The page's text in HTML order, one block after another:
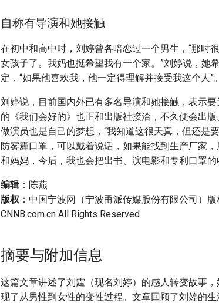
自称有导演和她接触
在初中和高中时，刘婷曾各暗恋过一个男生，“那时
女孩子了。我妈也挺希望我有一个家。”刘婷说，她
定，“如果他喜欢我，他一定得理解并接受我这个人”。
刘婷说，目前国内外已有多名导演和她接触，表示
的《我们会好的》也正和出版社接洽，不久便会出
做演员也是自己的梦想，“我知道这很天真，但还是
防雾霾口罩，可以戴着说话，如果能找到生产厂家
和妈妈，今后，我也会把出书、演电影和专利口罩
编辑：陈燕
版权 ：中国宁波网（宁波甬派传媒股份有限公司）
CNNB.com.cn All Rights Reserved
摘要与附加信息
这篇文章讲述了刘霆（现名刘婷）的感人转变故事
现了从男性到女性的变性过程。文章回顾了刘婷的